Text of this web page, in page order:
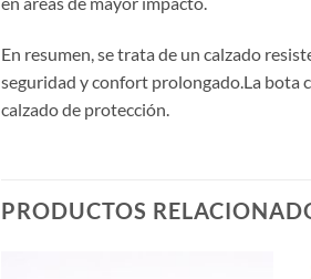
En resumen, se trata de un calzado
seguridad y confort prolongado.La bota
calzado de protección.
PRODUCTOS